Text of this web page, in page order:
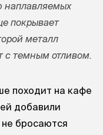
наплавляемых
покрывает
металл
с темным отливом.
походит на кафе
добавили
бросаются